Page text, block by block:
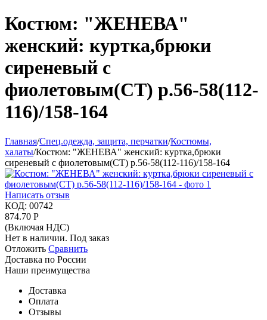
Костюм: "ЖЕНЕВА"
женский: куртка,брюки
сиреневый с
фиолетовым(СТ) р.56-58(112-
116)/158-164
Главная/Спец.одежда, защита, перчатки/Костюмы,
халаты/Костюм: "ЖЕНЕВА" женский: куртка,брюки
сиреневый с фиолетовым(СТ) р.56-58(112-116)/158-164
Написать отзыв
КОД: 00742
874.70 Р
(Включая НДС)
Нет в наличии. Под заказ
Отложить Сравнить
Доставка по России
Наши преимущества
Доставка
Оплата
Отзывы